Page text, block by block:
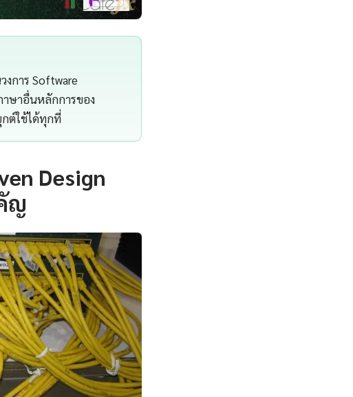
งการ Software
าษาอื่นหลักการของ
กต์ใช้ได้ทุกที่
Design
ญ